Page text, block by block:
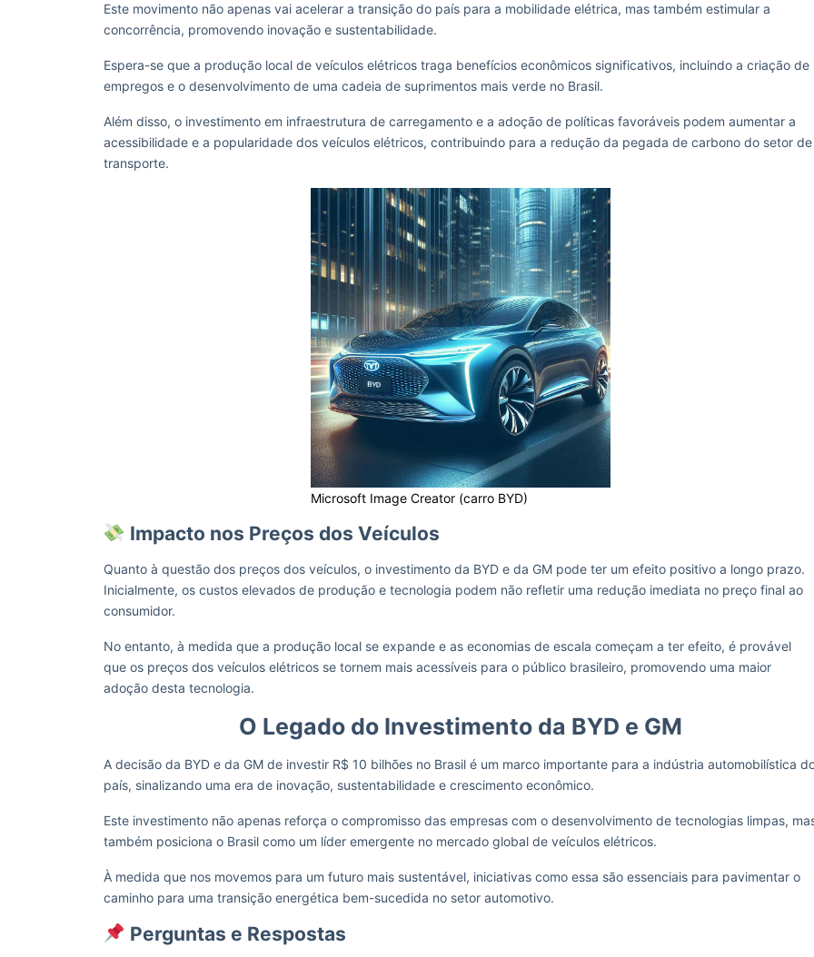
Este movimento não apenas vai acelerar a transição do país para a mobilidade elétrica, mas também estimular a
concorrência, promovendo inovação e sustentabilidade.
Espera-se que a produção local de veículos elétricos traga benefícios econômicos significativos, incluindo a criação de
empregos e o desenvolvimento de uma cadeia de suprimentos mais verde no Brasil.
Além disso, o investimento em infraestrutura de carregamento e a adoção de políticas favoráveis podem aumentar a
acessibilidade e a popularidade dos veículos elétricos, contribuindo para a redução da pegada de carbono do setor de
transporte.
Microsoft Image Creator (carro BYD)
Impacto nos Preços dos Veículos
Quanto à questão dos preços dos veículos, o investimento da BYD e da GM pode ter um efeito positivo a longo prazo.
Inicialmente, os custos elevados de produção e tecnologia podem não refletir uma redução imediata no preço final ao
consumidor.
No entanto, à medida que a produção local se expande e as economias de escala começam a ter efeito, é provável
que os preços dos veículos elétricos se tornem mais acessíveis para o público brasileiro, promovendo uma maior
adoção desta tecnologia.
O Legado do Investimento da BYD e GM
A decisão da BYD e da GM de investir R$ 10 bilhões no Brasil é um marco importante para a indústria automobilística
país, sinalizando uma era de inovação, sustentabilidade e crescimento econômico.
Este investimento não apenas reforça o compromisso das empresas com o desenvolvimento de tecnologias limpas,
também posiciona o Brasil como um líder emergente no mercado global de veículos elétricos.
À medida que nos movemos para um futuro mais sustentável, iniciativas como essa são essenciais para pavimentar o
caminho para uma transição energética bem-sucedida no setor automotivo.
Perguntas e Respostas